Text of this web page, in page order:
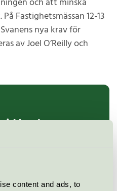
content and ads, to
och att minska
Fastighetsmässan 12-13
nya krav för
av Joel O’Reilly och
i Norden
ökningen 2024, 21 %